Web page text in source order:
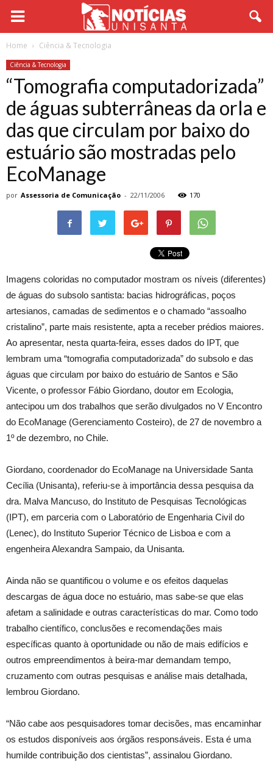
Home Ciência & Tecnologia
Ciência & Tecnologia
“Tomografia computadorizada”
de águas subterrâneas da orla e
das que circulam por baixo do
estuário são mostradas pelo
EcoManage
por Assessoria de Comunicação - 22/11/2006 170
Imagens coloridas no computador mostram os níveis (diferentes)
de águas do subsolo santista: bacias hidrográficas, poços
artesianos, camadas de sedimentos e o chamado “assoalho
cristalino”, parte mais resistente, apta a receber prédios maiores.
Ao apresentar, nesta quarta-feira, esses dados do IPT, que
lembram uma “tomografia computadorizada” do subsolo e das
águas que circulam por baixo do estuário de Santos e São
Vicente, o professor Fábio Giordano, doutor em Ecologia,
antecipou um dos trabalhos que serão divulgados no V Encontro
do EcoManage (Gerenciamento Costeiro), de 27 de novembro a
1º de dezembro, no Chile.
Giordano, coordenador do EcoManage na Universidade Santa
Cecília (Unisanta), referiu-se à importância dessa pesquisa da
dra. Malva Mancuso, do Instituto de Pesquisas Tecnológicas
(IPT), em parceria com o Laboratório de Engenharia Civil do
(Lenec), do Instituto Superior Técnico de Lisboa e com a
engenheira Alexandra Sampaio, da Unisanta.
Ainda não se quantificou o volume e os efeitos daquelas
descargas de água doce no estuário, mas sabe-se que elas
afetam a salinidade e outras características do mar. Como todo
trabalho científico, conclusões e recomendações mais
específicas quanto à oportunidade ou não de mais edifícios e
outros empreendimentos à beira-mar demandam tempo,
cruzamento com outras pesquisas e análise mais detalhada,
lembrou Giordano.
“Não cabe aos pesquisadores tomar decisões, mas encaminhar
os estudos disponíveis aos órgãos responsáveis. Esta é uma
humilde contribuição dos cientistas”, assinalou Giordano.